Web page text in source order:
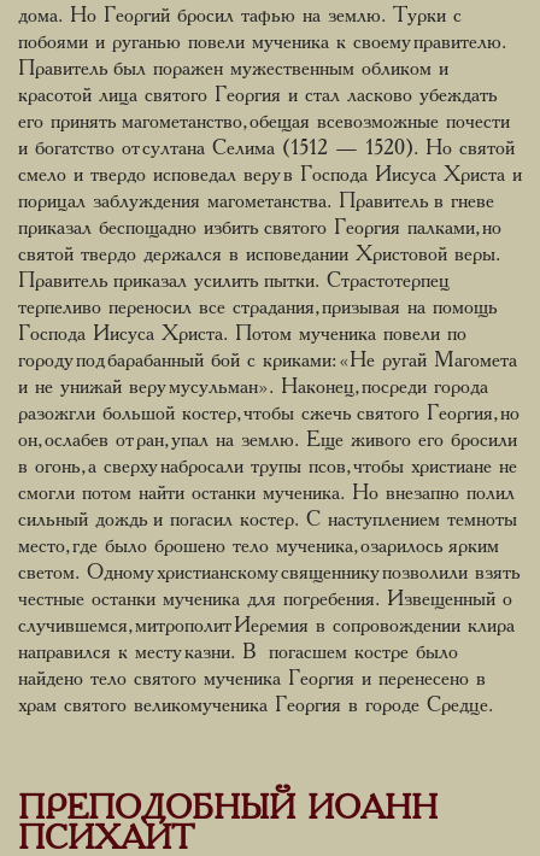
дома. Но Георгий бросил тафью на землю. Турки с
побоями и руганью повели мученика к своему правителю.
Правитель был поражен мужественным обликом и
красотой лица святого Георгия и стал ласково убеждать
его принять магометанство, обещая всевозможные почести
и богатство от султана Селима (1512 — 1520). Но святой
смело и твердо исповедал веру в Господа Иисуса Христа и
порицал заблуждения магометанства. Правитель в гневе
приказал беспощадно избить святого Георгия палками, но
святой твердо держался в исповедании Христовой веры.
Правитель приказал усилить пытки. Страстотерпец
терпеливо переносил все страдания, призывая на помощь
Господа Иисуса Христа. Потом мученика повели по
городу под барабанный бой с криками: «Не ругай Магомета
и не унижай веру мусульман». Наконец, посреди города
разожгли большой костер, чтобы сжечь святого Георгия, но
он, ослабев от ран, упал на землю. Еще живого его бросили
в огонь, а сверху набросали трупы псов, чтобы христиане не
смогли потом найти останки мученика. Но внезапно полил
сильный дождь и погасил костер. С наступлением темноты
место, где было брошено тело мученика, озарилось ярким
светом. Одному христианскому священнику позволили взять
честные останки мученика для погребения. Извещенный о
случившемся, митрополит Иеремия в сопровождении клира
направился к месту казни. В погасшем костре было
найдено тело святого мученика Георгия и перенесено в
храм святого великомученика Георгия в городе Средце.
ПРЕПОДОБНЫЙ ИОАНН
ПСИХАИТ